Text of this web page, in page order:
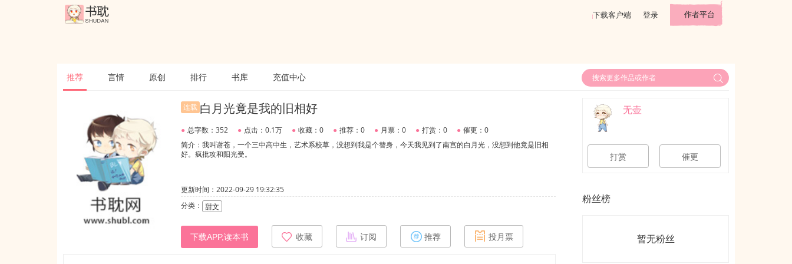
下载客户端 登录 作者平台
推荐 言情 原创 排行 书库 充值中心
连载 白月光竟是我的旧相好
● 总字数：352 ● 点击：0.1万 ● 收藏：0 ● 推荐：0 ● 月票：0 ● 打赏：0 ● 催更：0
简介：我叫谢苍，一个三中高中生，艺术系校草，没想到我是个替身，今天我见到了南宫的白月光，没想到他竟是旧相
好。疯批攻和阳光受。
更新时间：2022-09-29 19:32:35
分类： 甜文
下载APP,读本书 收藏 订阅 推荐 投月票
无壶
打赏 催更
粉丝榜
暂无粉丝